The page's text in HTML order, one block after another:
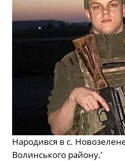
Народився в с.
Волинського району.ʼ